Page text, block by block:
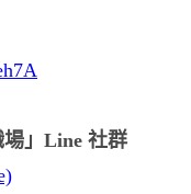
場」Line 社群